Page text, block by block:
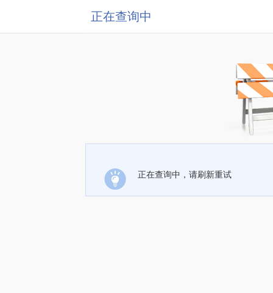
正在查询中
正在查询中，请刷新重试